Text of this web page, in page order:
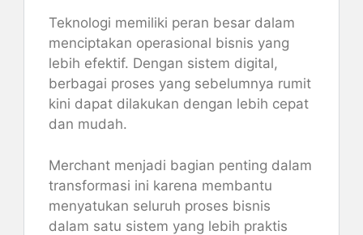
Teknologi memiliki peran besar dalam
menciptakan operasional bisnis yang
lebih efektif. Dengan sistem digital,
berbagai proses yang sebelumnya rumit
kini dapat dilakukan dengan lebih cepat
dan mudah.
Merchant menjadi bagian penting dalam
transformasi ini karena membantu
menyatukan seluruh proses bisnis
dalam satu sistem yang lebih praktis